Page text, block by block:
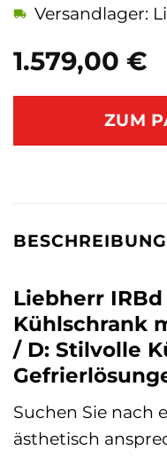
1.579,00 €
Versandlager:
ZUM
BESCHREIBUNG
Liebherr IRBd
Kühlschrank
/ D: Stilvolle
Suchen Sie nach
ästhetisch